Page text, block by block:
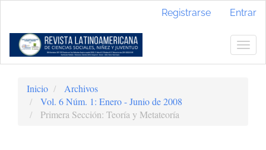
Contenido
principal
Barra
Registrarse Entrar
Inicio
Archivos
Vol. 6 Núm. 1: Enero - Junio de 2008
Primera Sección: Teoría y Metateoría